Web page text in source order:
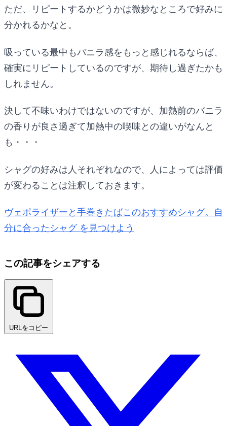
ただ、リピートするかどうかは微妙なところで好みに
分かれるかなと。
吸っている最中もバニラ感をもっと感じれるならば、
確実にリピートしているのですが、期待し過ぎたかも
しれません。
決して不味いわけではないのですが、加熱前のバニラ
の香りが良さ過ぎて加熱中の喫味との違いがなんと
も・・・
シャグの好みは人それぞれなので、人によっては評価
が変わることは注釈しておきます。
ヴェポライザーと手巻きたばこのおすすめシャグ。自
分に合ったシャグ を見つけよう
この記事をシェアする
URLをコピー